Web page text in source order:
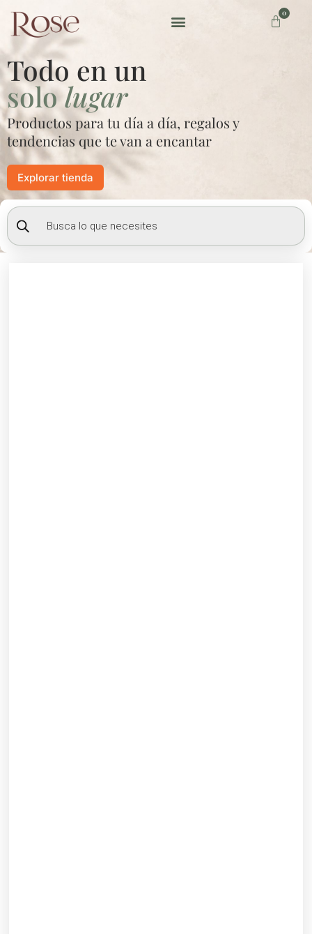
contenido
0
Carrito
Todo en un
sololugar
Productos para tu día a día, regalos y
tendencias que te van a encantar
Explorar tienda
Búsqueda
de
productos